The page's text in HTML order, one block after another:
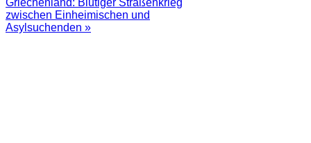
Griechenland: Blutiger Straßenkrieg
zwischen Einheimischen und
Asylsuchenden »